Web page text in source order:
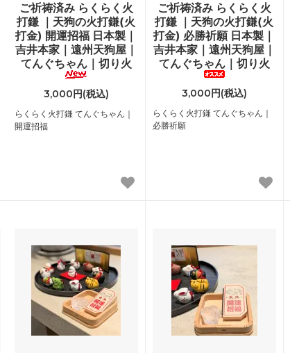
ご祈祷済み らくらく火
打鎌 ｜天狗の火打鎌(火
打金) 開運招福 日本製｜
吉井本家｜遠州天狗屋｜
てんぐちゃん｜切り火
3,000円(税込)
らくらく火打鎌 てんぐちゃん｜
開運招福
ご祈祷済み らくらく火
打鎌 ｜天狗の火打鎌(火
打金) 必勝祈願 日本製｜
吉井本家｜遠州天狗屋｜
てんぐちゃん｜切り火
3,000円(税込)
らくらく火打鎌 てんぐちゃん｜
必勝祈願